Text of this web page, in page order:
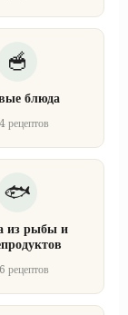
блюда
рецептов
из рыбы и
рецептов